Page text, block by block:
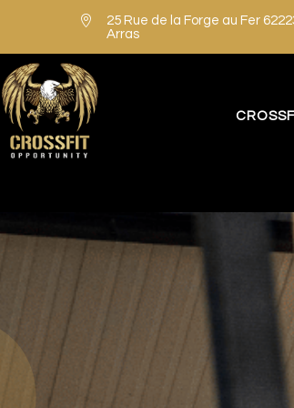

25 Rue de la Forge au Fer
Arras